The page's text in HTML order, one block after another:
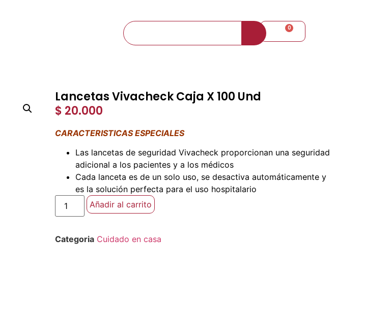
0 0
Lancetas Vivacheck Caja X 100 Und
$ 20.000
CARACTERISTICAS ESPECIALES
Las lancetas de seguridad Vivacheck proporcionan una seguridad
adicional a los pacientes y a los médicos
Cada lanceta es de un solo uso, se desactiva automáticamente y
es la solución perfecta para el uso hospitalario
Añadir al carrito
Categoria Cuidado en casa